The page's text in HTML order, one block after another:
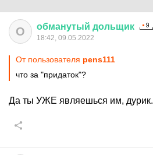
О обманутый дольщик
18:42, 09.05.2022
От пользователя pens111
что за "придаток"?
Да ты УЖЕ являешься им, дурик.